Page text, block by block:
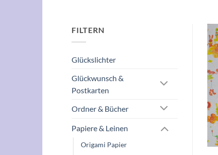
FILTERN
Glückslichter
Glückwunsch &
Postkarten
Ordner & Bücher
Papiere & Leinen
Origami Papier